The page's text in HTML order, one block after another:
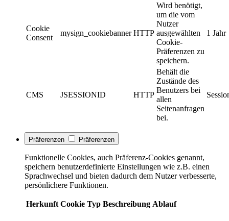
Cookie
Consent
mysign_cookiebanner HTTP
Wird benötigt,
um die vom
Nutzer
ausgewählten
Cookie-
Präferenzen zu
speichern.
1 Jahr
CMS JSESSIONID HTTP
Behält die
Zustände des
Benutzers bei
allen
Seitenanfragen
bei.
Präferenzen Präferenzen
Funktionelle Cookies, auch Präferenz-Cookies genannt,
speichern benutzerdefinierte Einstellungen wie z.B. einen
Sprachwechsel und bieten dadurch dem Nutzer verbesserte,
persönlichere Funktionen.
Herkunft Cookie Typ Beschreibung Ablauf